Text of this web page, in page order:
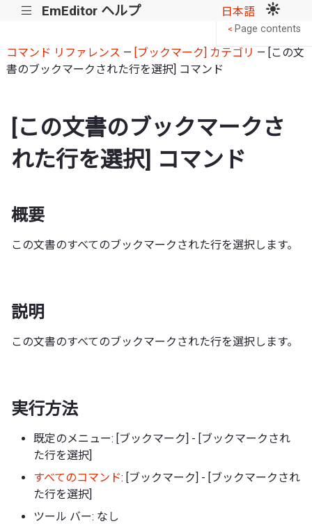
||| EmEditor ヘルプ 日本語
コマンド リファレンス — [ブックマーク] カテゴリ — [この文
書のブックマークされた行を選択] コマンド
[この文書のブックマークさ
れた行を選択] コマンド
概要
この文書のすべてのブックマークされた行を選択します。
説明
この文書のすべてのブックマークされた行を選択します。
実行方法
既定のメニュー: [ブックマーク] - [ブックマークされ
た行を選択]
すべてのコマンド: [ブックマーク] - [ブックマークされ
た行を選択]
ツール バー: なし
< Page contents